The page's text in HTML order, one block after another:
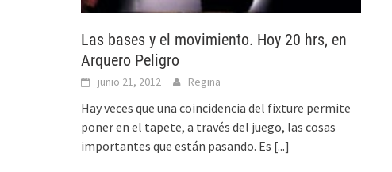
Las bases y el movimiento. Hoy 20 hrs, en
Arquero Peligro
junio 21, 2012 Regina
Hay veces que una coincidencia del fixture permite
poner en el tapete, a través del juego, las cosas
importantes que están pasando. Es [...]